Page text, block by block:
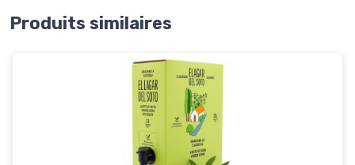
Produits similaires